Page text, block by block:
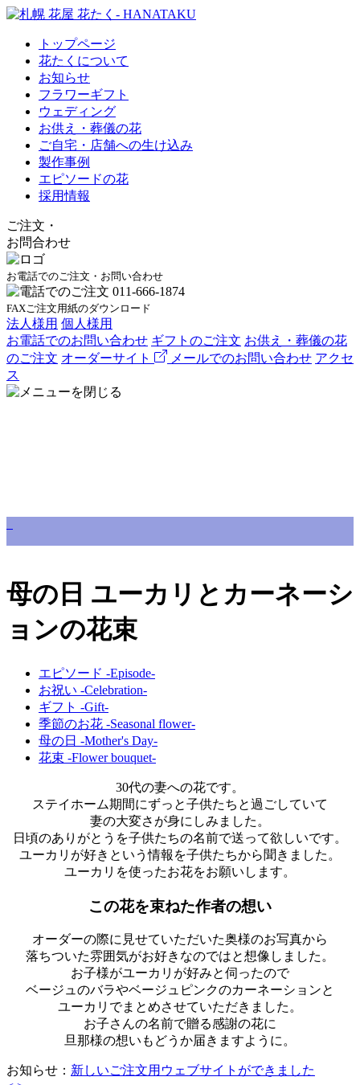
トップページ
花たくについて
お知らせ
フラワーギフト
ウェディング
お供え・葬儀の花
ご自宅・店舗への生け込み
製作事例
エピソードの花
採用情報
ご注文 ・
お問合わせ
お電話でのご注文・お問い合わせ
FAXご注文用紙のダウンロード
法人様用 個人様用
お電話でのお問い合わせ ギフトのご注文 お供え・葬儀の花
のご注文 オーダーサイト メールでのお問い合わせ アクセ
ス
母の日 ユーカリとカーネーシ
ョンの花束
エピソード -Episode-
お祝い -Celebration-
ギフト -Gift-
季節のお花 -Seasonal flower-
母の日 -Mother's Day-
花束 -Flower bouquet-
30代の妻への花です。
ステイホーム期間にずっと子供たちと過ごしていて
妻の大変さが身にしみました。
日頃のありがとうを子供たちの名前で送って欲しいです。
ユーカリが好きという情報を子供たちから聞きました。
ユーカリを使ったお花をお願いします。
この花を束ねた作者の想い
オーダーの際に見せていただいた奥様のお写真から
落ちついた雰囲気がお好きなのではと想像しました。
お子様がユーカリが好みと伺ったので
ベージュのバラやベージュピンクのカーネーションと
ユーカリでまとめさせていただきました。
お子さんの名前で贈る感謝の花に
旦那様の想いもどうか届きますように。
お知らせ： 新しいご注文用ウェブサイトができました